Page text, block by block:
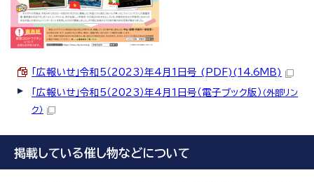
「広報いせ」令和5（2023）年4月1日号 (PDF)(14.6MB)
「広報いせ」令和5（2023）年4月1日号（電子ブック版） （外部リン
ク）
掲載している催し物などについて